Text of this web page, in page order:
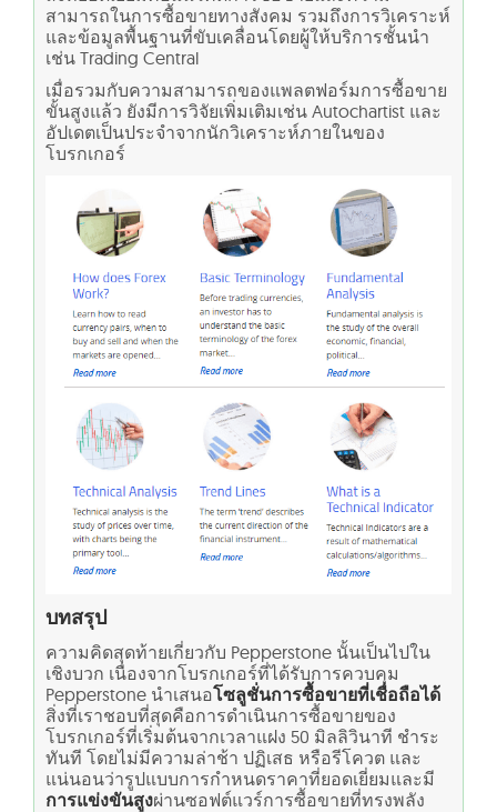
สามารถในการซื้อขายทางสังคม รวมถึงการวิเคราะห์
และข้อมูลพื้นฐานที่ขับเคลื่อนโดยผู้ให้บริการชั้นนำ
เช่น Trading Central
เมื่อรวมกับความสามารถของแพลตฟอร์มการซื้อขาย
ขั้นสูงแล้ว ยังมีการวิจัยเพิ่มเติมเช่น Autochartist และ
อัปเดตเป็นประจำจากนักวิเคราะห์ภายในของ
โบรกเกอร์
บทสรุป
ความคิดสุดท้ายเกี่ยวกับ Pepperstone นั้นเป็นไปใน
เชิงบวก เนื่องจากโบรกเกอร์ที่ได้รับการควบคุม
Pepperstone นำเสนอโซลูชั่นการซื้อขายที่เชื่อถือได้
สิ่งที่เราชอบที่สุดคือการดำเนินการซื้อขายของ
โบรกเกอร์ที่เริ่มต้นจากเวลาแฝง 50 มิลลิวินาที ชำระ
ทันที โดยไม่มีความล่าช้า ปฏิเสธ หรือรีโควต และ
แน่นอนว่ารูปแบบการกำหนดราคาที่ยอดเยี่ยมและมี
การแข่งขันสูงผ่านซอฟต์แวร์การซื้อขายที่ทรงพลัง